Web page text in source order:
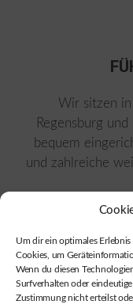
Um dir ein optimales
Cookies, um
Wenn du diesen
Surfverhalten oder
Zustimmung nicht erteilst
Wir sitzen
Regensburg
bequem
und zahlreiche